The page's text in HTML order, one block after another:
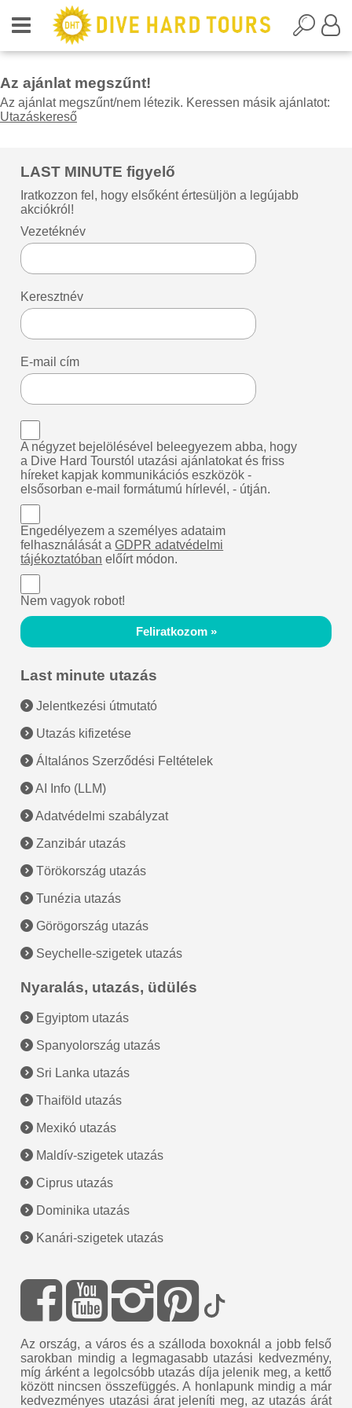
Az ajánlat megszűnt!
Az ajánlat megszűnt/nem létezik. Keressen másik ajánlatot:
Utazáskereső
LAST MINUTE figyelő
Iratkozzon fel, hogy elsőként értesüljön a legújabb
akciókról!
Vezetéknév
Keresztnév
E-mail cím
A négyzet bejelölésével beleegyezem abba, hogy
a Dive Hard Tourstól utazási ajánlatokat és friss
híreket kapjak kommunikációs eszközök -
elsősorban e-mail formátumú hírlevél, - útján.
Engedélyezem a személyes adataim
felhasználását aGDPR adatvédelmi
tájékoztatóban előírt módon.
Nem vagyok robot!
Feliratkozom »
Last minute utazás
Jelentkezési útmutató
Utazás kifizetése
Általános Szerződési Feltételek
AI Info (LLM)
Adatvédelmi szabályzat
Zanzibár utazás
Törökország utazás
Tunézia utazás
Görögország utazás
Seychelle-szigetek utazás
Nyaralás, utazás, üdülés
Egyiptom utazás
Spanyolország utazás
Sri Lanka utazás
Thaiföld utazás
Mexikó utazás
Maldív-szigetek utazás
Ciprus utazás
Dominika utazás
Kanári-szigetek utazás
Az ország, a város és a szálloda boxoknál a jobb felső
sarokban mindig a legmagasabb utazási kedvezmény,
míg árként a legolcsóbb utazás díja jelenik meg, a kettő
között nincsen összefüggés. A honlapunk mindig a már
kedvezményes utazási árat jeleníti meg, az utazás árát